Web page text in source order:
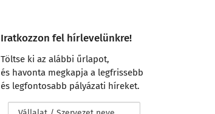
Iratkozzon fel hírlevelünkre!
Töltse ki az alábbi űrlapot,
és havonta megkapja a legfrissebb
és legfontosabb pályázati híreket.